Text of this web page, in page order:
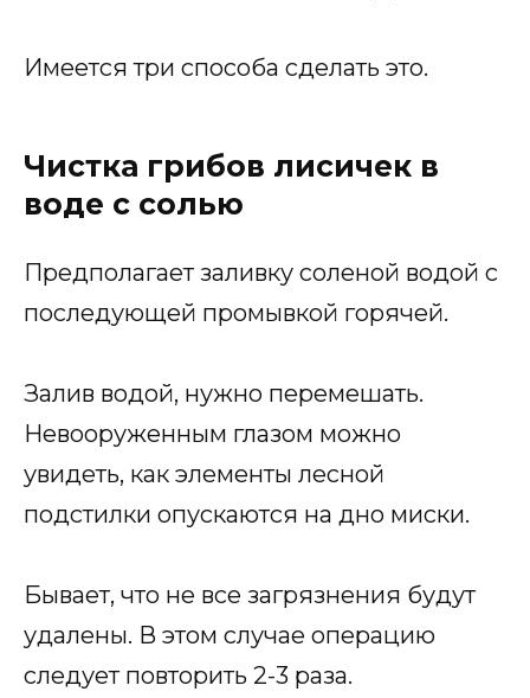
Имеется три способа сделать это.
Чистка грибов лисичек в
воде с солью
Предполагает заливку соленой водой с
последующей промывкой горячей.
Залив водой, нужно перемешать.
Невооруженным глазом можно
увидеть, как элементы лесной
подстилки опускаются на дно миски.
Бывает, что не все загрязнения будут
удалены. В этом случае операцию
следует повторить 2-3 раза.